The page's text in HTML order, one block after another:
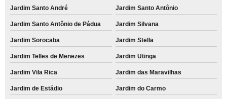
Jardim Santo André Jardim Santo Antônio
Jardim Santo Antônio de Pádua Jardim Silvana
Jardim Sorocaba Jardim Stella
Jardim Telles de Menezes Jardim Utinga
Jardim Vila Rica Jardim das Maravilhas
Jardim de Estádio Jardim do Carmo